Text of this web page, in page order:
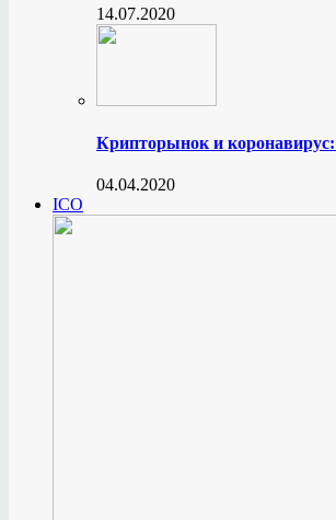
14.07.2020
Крипторынок и коронавирус:
04.04.2020
ICO